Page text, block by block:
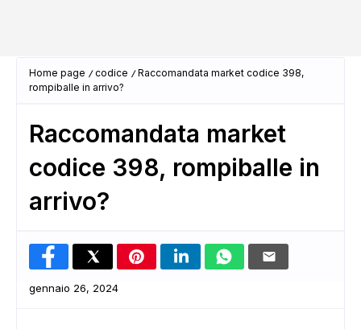
Home page codice
Raccomandata market codice 398,
rompiballe in arrivo?
Raccomandata market
codice 398, rompiballe in
arrivo?
gennaio 26, 2024